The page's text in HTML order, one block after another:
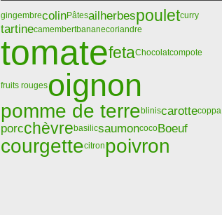
gingembrecolinPâtesailherbespouletcurry
tartinecamembertbananecoriandre
tomatefetaChocolatcompote
fruits rougesoignon
pomme de terrebliniscarottecoppa
porcchèvrebasilicsaumoncocoBoeuf
courgettecitronpoivron